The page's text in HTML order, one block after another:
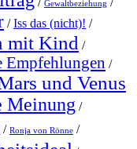
Gewaltbeziehung
/Iss das (nicht)! /
mit Kind /
Empfehlungen /
und Venus
Meinung /
/ Ronja von Rönne /